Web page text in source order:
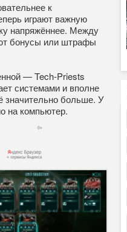
к
играют важную
напряжённее. Между
бонусы или штрафы
— Tech-Priests
системами и вполне
значительно больше. У
на компьютер.